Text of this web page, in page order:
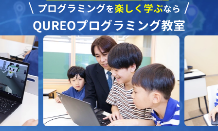
プログラミングを楽しく学ぶなら
QUREOプログラミング教室